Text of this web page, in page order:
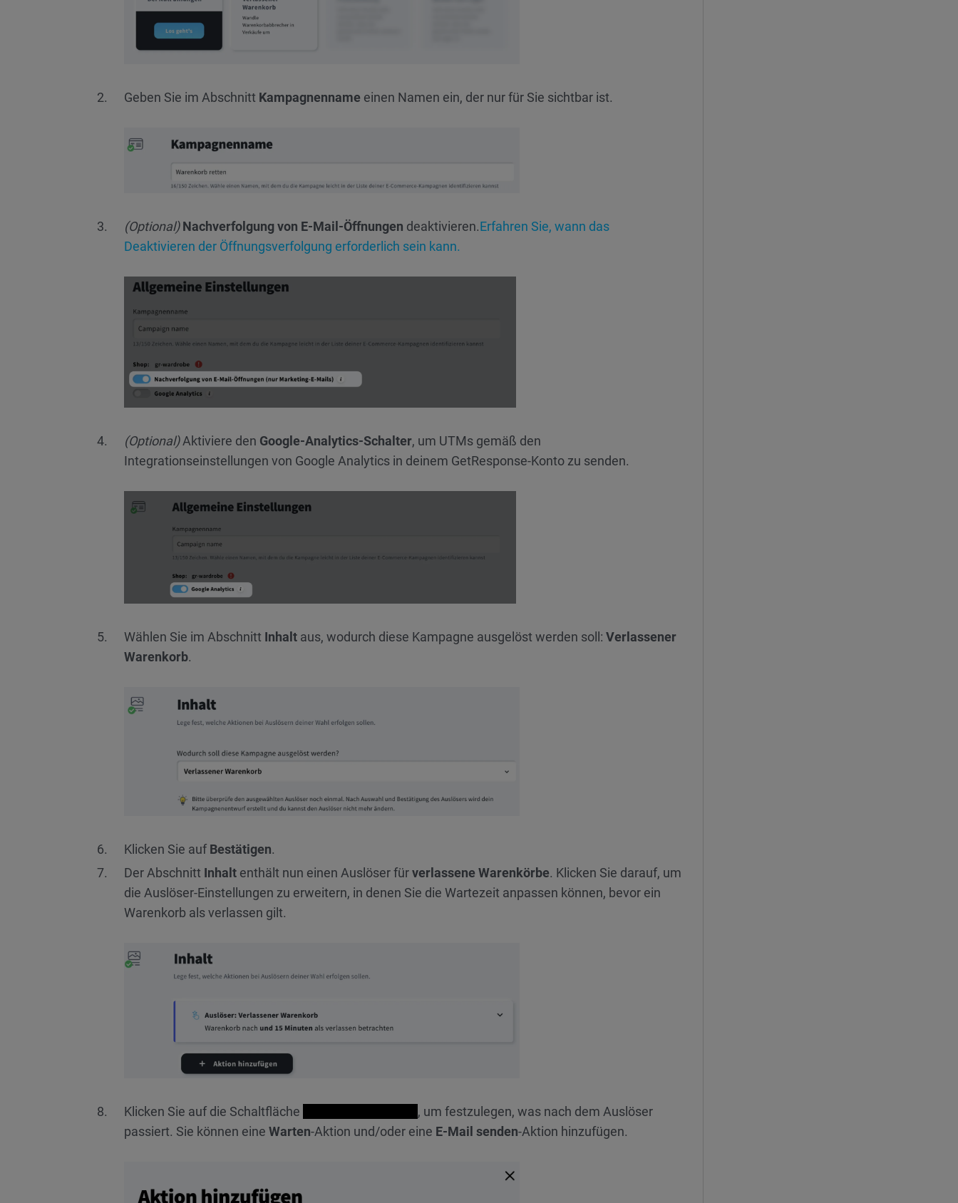
Geben Sie im Abschnitt Kampagnenname einen Namen ein, der nur für Sie sichtbar ist.
(Optional) Nachverfolgung von E-Mail-Öffnungen deaktivieren.Erfahren Sie, wann das
Deaktivieren der Öffnungsverfolgung erforderlich sein kann.
(Optional)Aktiviere den Google-Analytics-Schalter, um UTMs gemäß den
Integrationseinstellungen von Google Analytics in deinem GetResponse-Konto zu senden.
Wählen Sie im Abschnitt Inhalt aus, wodurch diese Kampagne ausgelöst werden soll: Verlassener
Warenkorb.
Klicken Sie auf Bestätigen.
Der Abschnitt Inhalt enthält nun einen Auslöser fürverlassene Warenkörbe. Klicken Sie darauf, um
die Auslöser-Einstellungen zu erweitern, in denen Sie die Wartezeit anpassen können, bevor ein
Warenkorb als verlassen gilt.
Klicken Sie auf die Schaltfläche
, um festzulegen, was nach dem Auslöser
passiert. Sie können eine Warten-Aktion und/oder eine E-Mail senden-Aktion hinzufügen.